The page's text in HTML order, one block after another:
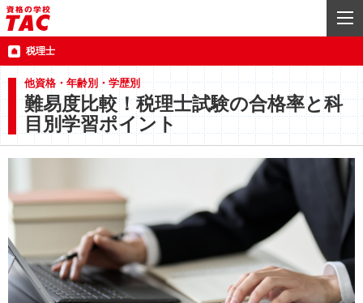
税理士
他資格・年齢別・学歴別
難易度比較！税理士試験の合格率と科
目別学習ポイント